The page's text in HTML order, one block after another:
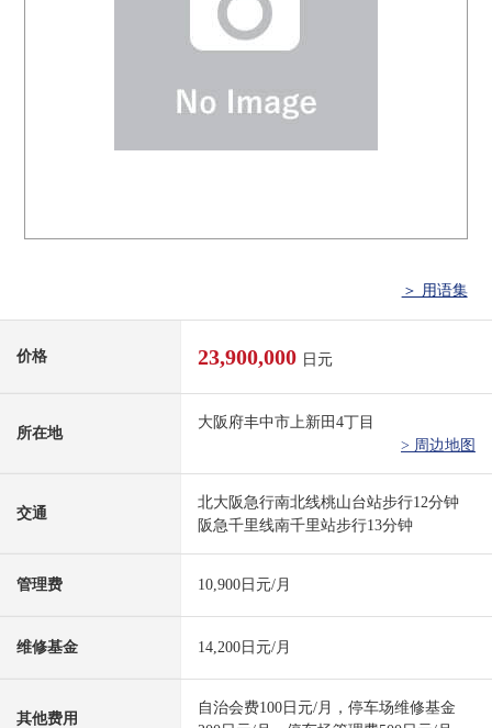
＞ 用语集
价格 23,900,000 日元
所在地
大阪府丰中市上新田4丁目
> 周边地图
交通
北大阪急行南北线桃山台站步行12分钟
阪急千里线南千里站步行13分钟
管理费 10,900日元/月
维修基金 14,200日元/月
其他费用
自治会费100日元/月，停车场维修基金